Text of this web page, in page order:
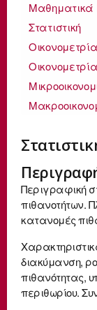
Μαθηματικά
Στατιστική
Οικονομετρία
Οικονομετρία
Περιγραφική
πιθανοτήτων.
κατανομές
διακύμανση,
πιθανότητας,
περιθωρίου.